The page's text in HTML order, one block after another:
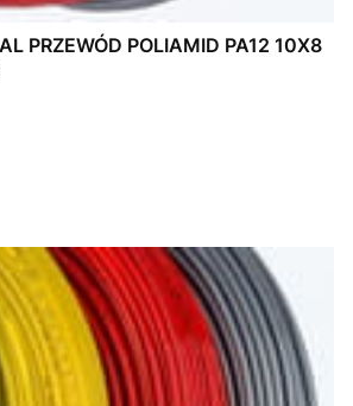
PRZEWÓD POLIAMID PA12 10X8